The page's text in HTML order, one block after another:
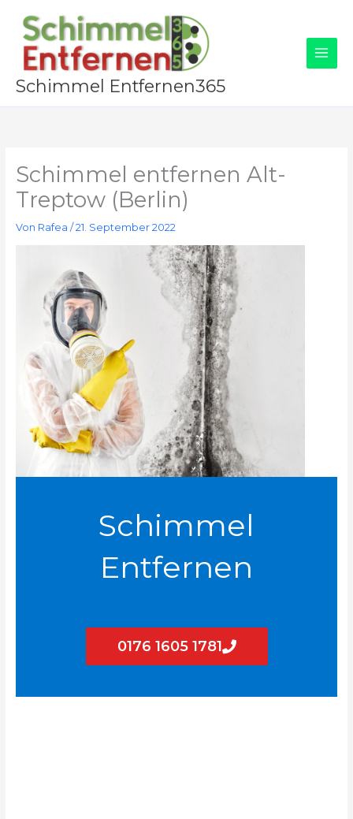
Inhalt
springen
Schimmel Entfernen365
Schimmel entfernen Alt-
Treptow (Berlin)
Von Rafea /21. September 2022
Schimmel
Entfernen
0176 1605 1781